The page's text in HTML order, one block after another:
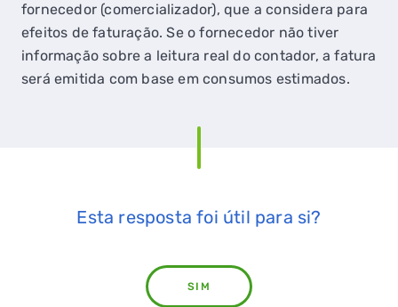
fornecedor (comercializador), que a considera para
efeitos de faturação. Se o fornecedor não tiver
informação sobre a leitura real do contador, a fatura
será emitida com base em consumos estimados.
Esta resposta foi útil para si?
SIM